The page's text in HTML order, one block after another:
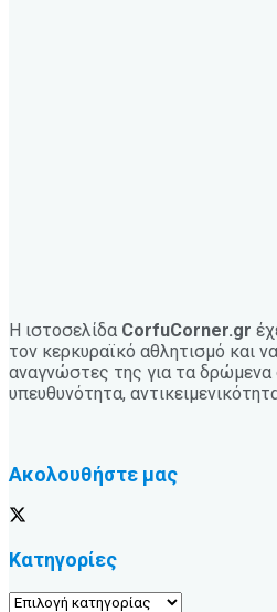
Η ιστοσελίδα CorfuCorner.gr
τον κερκυραϊκό αθλητισμό και
αναγνώστες της για τα δρώμενα
υπευθυνότητα,
Ακολουθήστε μας
Κατηγορίες
Κατηγορίες